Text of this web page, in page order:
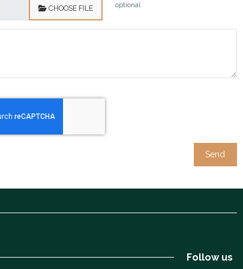
CHOOSE FILE optional
Follow us